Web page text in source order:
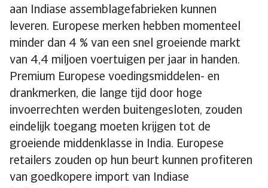
aan Indiase assemblagefabrieken kunnen
leveren. Europese merken hebben momenteel
minder dan 4 % van een snel groeiende markt
van 4,4 miljoen voertuigen per jaar in handen.
Premium Europese voedingsmiddelen- en
drankmerken, die lange tijd door hoge
invoerrechten werden buitengesloten, zouden
eindelijk toegang moeten krijgen tot de
groeiende middenklasse in India. Europese
retailers zouden op hun beurt kunnen profiteren
van goedkopere import van Indiase